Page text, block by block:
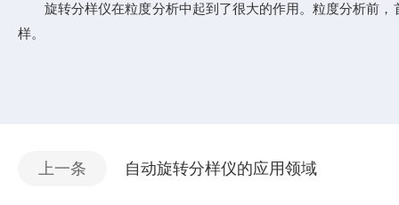
旋转分样仪在粒度分析中起到了很大的作用。粒度分析前，
样。
上一条 自动旋转分样仪的应用领域